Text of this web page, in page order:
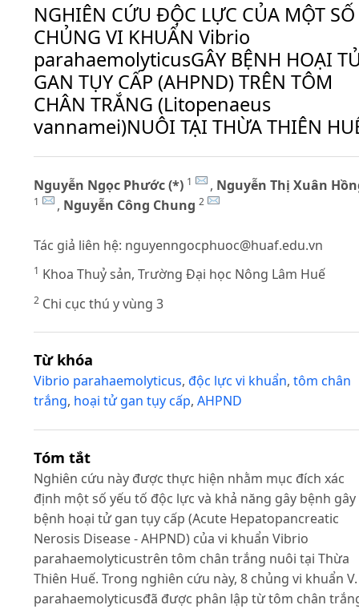
NGHIÊN CỨU ĐỘC LỰC CỦA MỘT SỐ
CHỦNG VI KHUẨN Vibrio
parahaemolyticusGÂY BỆNH HOẠI
GAN TỤY CẤP (AHPND) TRÊN TÔM
CHÂN TRẮNG (Litopenaeus
vannamei)NUÔI TẠI THỪA THIÊN
Nguyễn Ngọc Phước (*) 1 , Nguyễn Thị Xuân
1 , Nguyễn Công Chung 2
Tác giả liên hệ: nguyenngocphuoc@huaf.edu.vn
1 Khoa Thuỷ sản, Trường Đại học Nông Lâm Huế
2 Chi cục thú y vùng 3
Từ khóa
Vibrio parahaemolyticus, độc lực vi khuẩn, tôm chân
trắng, hoại tử gan tụy cấp, AHPND
Tóm tắt
Nghiên cứu này được thực hiện nhằm mục đích xác
định một số yếu tố độc lực và khả năng gây bệnh gây
bệnh hoại tử gan tụy cấp (Acute Hepatopancreatic
Nerosis Disease - AHPND) của vi khuẩn Vibrio
parahaemolyticustrên tôm chân trắng nuôi tại Thừa
Thiên Huế. Trong nghiên cứu này, 8 chủng vi khuẩn V.
parahaemolyticusđã được phân lập từ tôm chân